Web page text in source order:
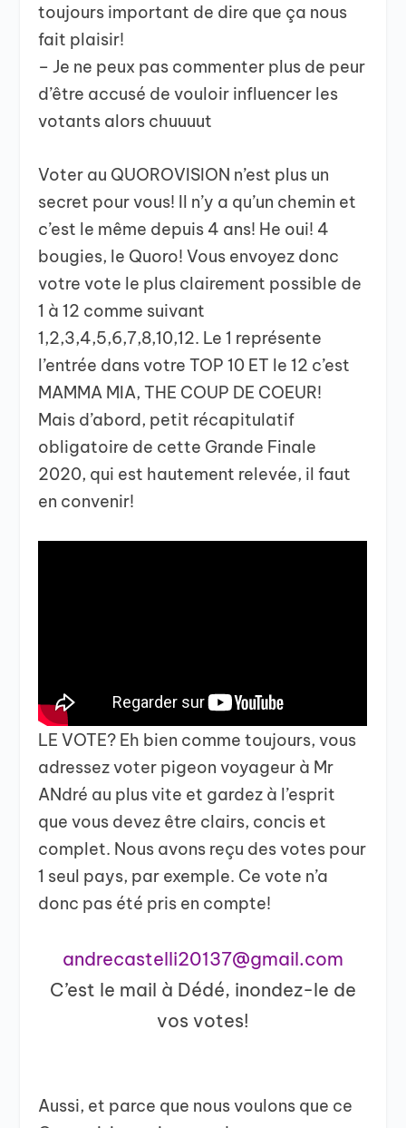
toujours important de dire que ça nous
fait plaisir!
– Je ne peux pas commenter plus de peur
d’être accusé de vouloir influencer les
votants alors chuuuut
Voter au QUOROVISION n’est plus un
secret pour vous! Il n’y a qu’un chemin et
c’est le même depuis 4 ans! He oui! 4
bougies, le Quoro! Vous envoyez donc
votre vote le plus clairement possible de
1 à 12 comme suivant
1,2,3,4,5,6,7,8,10,12. Le 1 représente
l’entrée dans votre TOP 10 ET le 12 c’est
MAMMA MIA, THE COUP DE COEUR!
Mais d’abord, petit récapitulatif
obligatoire de cette Grande Finale
2020, qui est hautement relevée, il faut
en convenir!
LE VOTE? Eh bien comme toujours, vous
adressez voter pigeon voyageur à Mr
ANdré au plus vite et gardez à l’esprit
que vous devez être clairs, concis et
complet. Nous avons reçu des votes pour
1 seul pays, par exemple. Ce vote n’a
donc pas été pris en compte!
andrecastelli20137@gmail.com
C’est le mail à Dédé, inondez-le de
vos votes!
Aussi, et parce que nous voulons que ce